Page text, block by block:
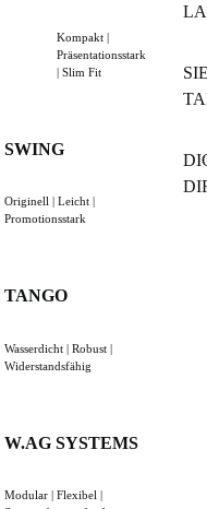
Kompakt |
Präsentationsstark
| Slim Fit
SWING
Originell | Leicht |
Promotionsstark
TANGO
Wasserdicht | Robust |
Widerstandsfähig
W.AG SYSTEMS
Modular | Flexibel |